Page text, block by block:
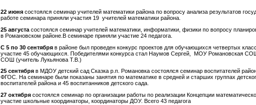
22 июня состоялся семинар учителей математики района по вопросу анализа результатов
работе семинара приняли участия 19 учителей математики района.
25 августа состоялся семинар учителей математики, информатики, физики по вопросу
в Романовском районе.В семинаре приняли участие 24 педагога.
С 5 по 30 сентября в районе был проведен конкурс проектов для обучающихся четвертых
участие 45 обучающихся. Победителями конкурса стал Наумов Сергей, МОУ Романовская
СОШ (учитель Лукьянова Т.В.)
25 сентября в МДОУ детский сад Сказка р.п. Романовка состоялся семинар воспитателей
ФГОС. На семинаре были показаны занятия по математике в средней и старших группах
воспитателей района и 45 воспитанников детского сада.
27 октября состоялся семинар по организации работы по реализации Концепции
участие школьные координаторы, координаторы ДОУ. Всего 43 педагога